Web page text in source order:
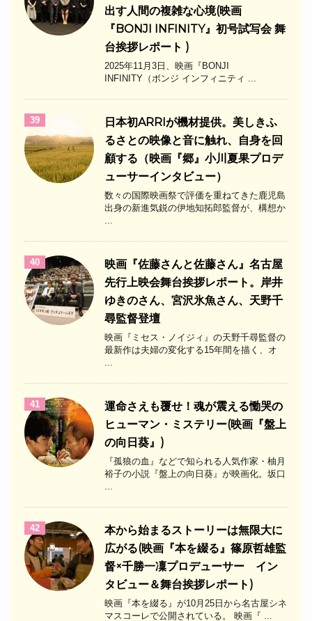
出す人間の複雑な心境(映画
『BONJI INFINITY』初号試写会 舞
台挨拶レポート )
2025年11月3日、映画『BONJI
INFINITY（ボンジ インフィニティ ...
39
日本初ARRIが機材提供。美しきふ
るさとの映像と音に触れ、自身を回
顧する（映画『郷』小川夏果プロデ
ューサーインタビュー）
数々の国際映画祭で評価を重ねてきた鹿児島
出身の新進気鋭の伊地知拓郎監督が、構想か
40
映画『佐藤さんと佐藤さん』名古屋
先行上映会舞台挨拶レポート。岸井
ゆきのさん、宮沢氷魚さん、天野千
尋監督登壇
映画『ミセス・ノイジィ』の天野千尋監督の
最新作は夫婦の変化する15年間を描く、オ
41
運命さえも覆せ！魂が震える慟哭の
ヒューマン・ミステリー(映画『盤上
の向日葵』)
『孤狼の血』などで知られる人気作家・柚月
裕子の小説『盤上の向日葵』が映画化。坂口
42
本から始まるストーリーは無限大に
広がる(映画『本を綴る』篠原哲雄監
督×千勝一凜プロデューサー イン
タビュー＆舞台挨拶レポート)
映画『本を綴る』が10月25日から名古屋シネ
マスコーレで公開されている。 映画『 ...